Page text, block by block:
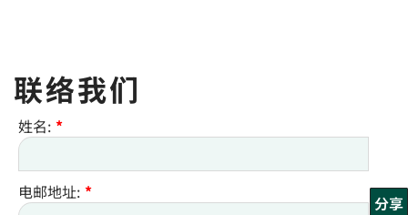
分享
联络我们
姓名: *
电邮地址: *